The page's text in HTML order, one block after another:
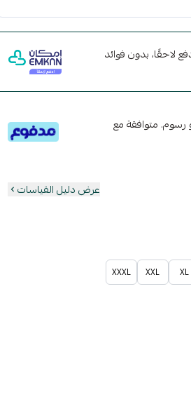
ادفع لاحقًا، بدون فوائد
بدون فوائد أو رسوم. متوافقة مع
عرض دليل القياسات
XL
XXL
XXXL